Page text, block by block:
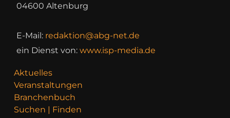
04600 Altenburg
E-Mail: redaktion@abg-net.de
ein Dienst von: www.isp-media.de
Aktuelles
Veranstaltungen
Branchenbuch
Suchen | Finden